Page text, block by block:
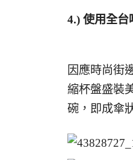
4.) 使用全台
因應時尚街
縮杯盤盛裝
碗，即成傘